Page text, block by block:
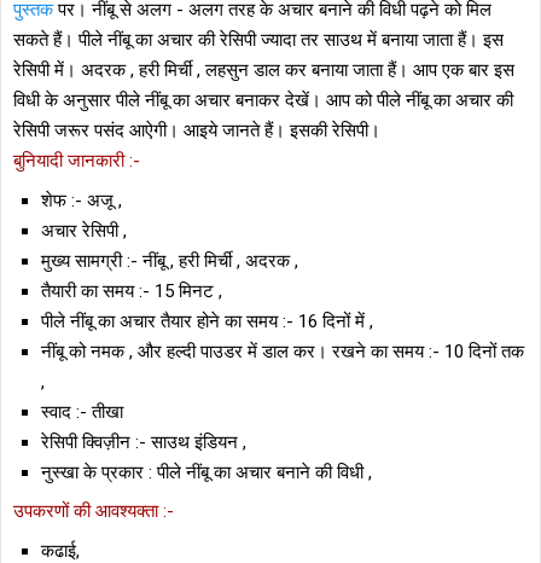
पुस्तकपर। नींबू से अलग - अलग तरह के अचार बनाने की विधी पढ़ने को मिल
सकते हैं। पीले नींबू का अचार की रेसिपी ज्यादा तर साउथ में बनाया जाता हैं। इस
रेसिपी में। अदरक , हरी मिर्ची , लहसुन डाल कर बनाया जाता हैं। आप एक बार इस
विधी के अनुसार पीले नींबू का अचार बनाकर देखें। आप को पीले नींबू का अचार की
रेसिपी जरूर पसंद आऐगी। आइये जानते हैं। इसकी रेसिपी।
बुनियादी जानकारी :-
शेफ :- अजू ,
अचार रेसिपी ,
मुख्य सामग्री :- नींबू , हरी मिर्ची , अदरक ,
तैयारी का समय :- 15 मिनट ,
पीले नींबू का अचार तैयार होने का समय :- 16 दिनों में ,
नींबू को नमक , और हल्दी पाउडर में डाल कर। रखने का समय :- 10 दिनों तक
,
स्वाद :- तीखा
रेसिपी क्विज़ीन :- साउथ इंडियन ,
नुस्खा के प्रकार : पीले नींबू का अचार बनाने की विधी ,
उपकरणों की आवश्यक्ता :-
कढाई,